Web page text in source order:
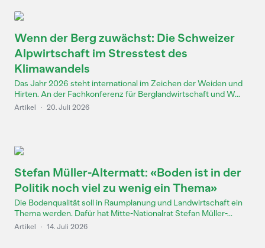
Wenn der Berg zuwächst: Die Schweizer
Alpwirtschaft im Stresstest des
Klimawandels
Das Jahr 2026 steht international im Zeichen der Weiden und
Hirten. An der Fachkonferenz für Berglandwirtschaft und W...
Artikel · 20. Juli 2026
Stefan Müller-Altermatt: «Boden ist in der
Politik noch viel zu wenig ein Thema»
Die Bodenqualität soll in Raumplanung und Landwirtschaft ein
Thema werden. Dafür hat Mitte-Nationalrat Stefan Müller-...
Artikel · 14. Juli 2026